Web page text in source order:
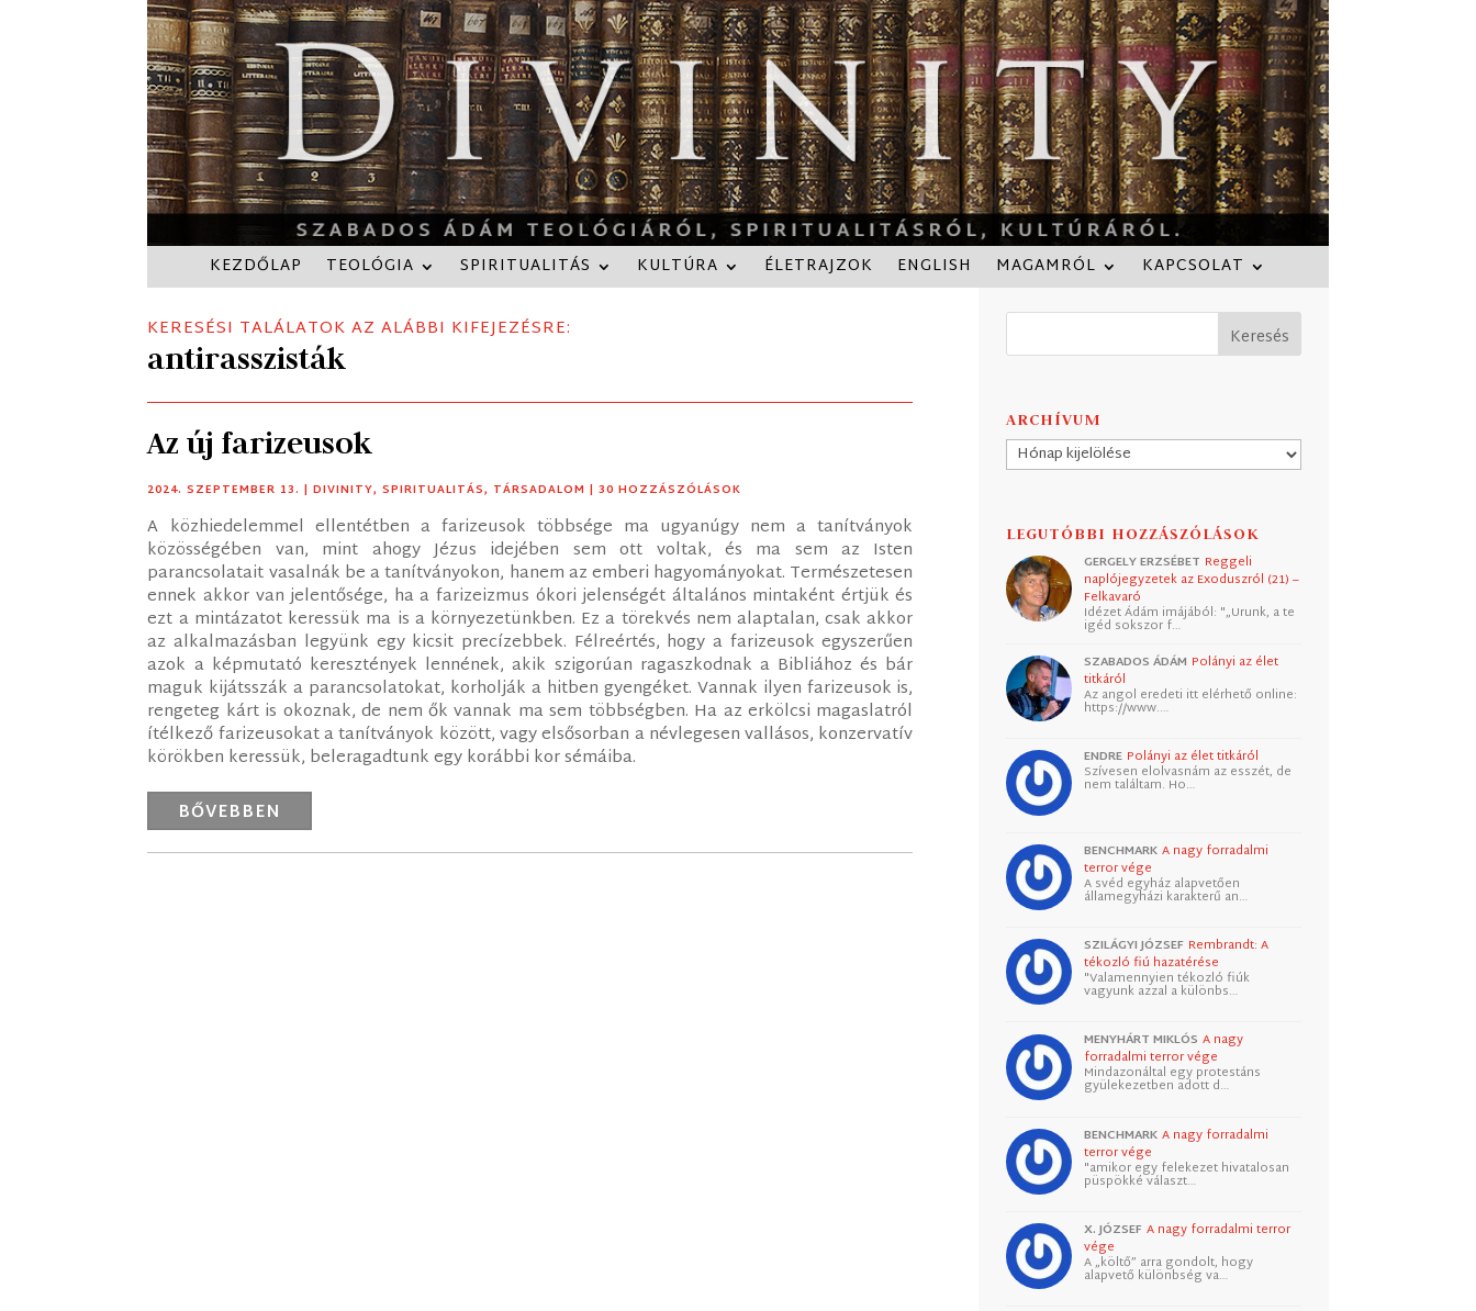
KEZDŐLAP TEOLÓGIA SPIRITUALITÁS KULTÚRA ÉLETRAJZOK ENGLISH MAGAMRÓL KAPCSOLAT
KERESÉSI TALÁLATOK AZ ALÁBBI KIFEJEZÉSRE:
antirasszisták
Az új farizeusok
2024. SZEPTEMBER 13. |DIVINITY,SPIRITUALITÁS, TÁRSADALOM | 30 HOZZÁSZÓLÁSOK
A közhiedelemmel ellentétben a farizeusok többsége ma ugyanúgy nem a tanítványok
közösségében van, mint ahogy Jézus idejében sem ott voltak, és ma sem az Isten
parancsolatait vasalnák be a tanítványokon, hanem az emberi hagyományokat. Természetesen
ennek akkor van jelentősége, ha a farizeizmus ókori jelenségét általános mintaként értjük és
ezt a mintázatot keressük ma is a környezetünkben. Ez a törekvés nem alaptalan, csak akkor
az alkalmazásban legyünk egy kicsit precízebbek. Félreértés, hogy a farizeusok egyszerűen
azok a képmutató keresztények lennének, akik szigorúan ragaszkodnak a Bibliához és bár
maguk kijátsszák a parancsolatokat, korholják a hitben gyengéket. Vannak ilyen farizeusok is,
rengeteg kárt is okoznak, de nem ők vannak ma sem többségben. Ha az erkölcsi magaslatról
ítélkező farizeusokat a tanítványok között, vagy elsősorban a névlegesen vallásos, konzervatív
körökben keressük, beleragadtunk egy korábbi kor sémáiba.
BŐVEBBEN
ARCHÍVUM
Archívum
LEGUTÓBBI HOZZÁSZÓLÁSOK
GERGELY ERZSÉBET Reggeli
naplójegyzetek az Exoduszról (21) –
Felkavaró
Idézet Ádám imájából: "„Urunk, a te
igéd sokszor f…
SZABADOS ÁDÁM Polányi az élet
titkáról
Az angol eredeti itt elérhető online:
https://www.…
ENDRE Polányi az élet titkáról
Szívesen elolvasnám az esszét, de
nem találtam. Ho…
BENCHMARK A nagy forradalmi
terror vége
A svéd egyház alapvetően
államegyházi karakterű an…
SZILÁGYI JÓZSEF Rembrandt: A
tékozló fiú hazatérése
"Valamennyien tékozló fiúk
vagyunk azzal a különbs…
MENYHÁRT MIKLÓS A nagy
forradalmi terror vége
Mindazonáltal egy protestáns
gyülekezetben adott d…
BENCHMARK A nagy forradalmi
terror vége
"amikor egy felekezet hivatalosan
püspökké választ…
X. JÓZSEF A nagy forradalmi terror
vége
A „költő” arra gondolt, hogy
alapvető különbség va…